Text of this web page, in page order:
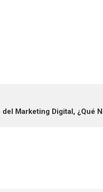
del Marketing Digital, ¿Qué